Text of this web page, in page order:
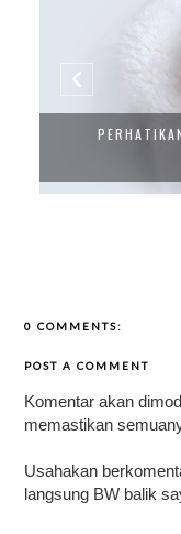
0 COMMENTS:
POST A COMMENT
Komentar akan
memastikan
Usahakan
langsung BW balik